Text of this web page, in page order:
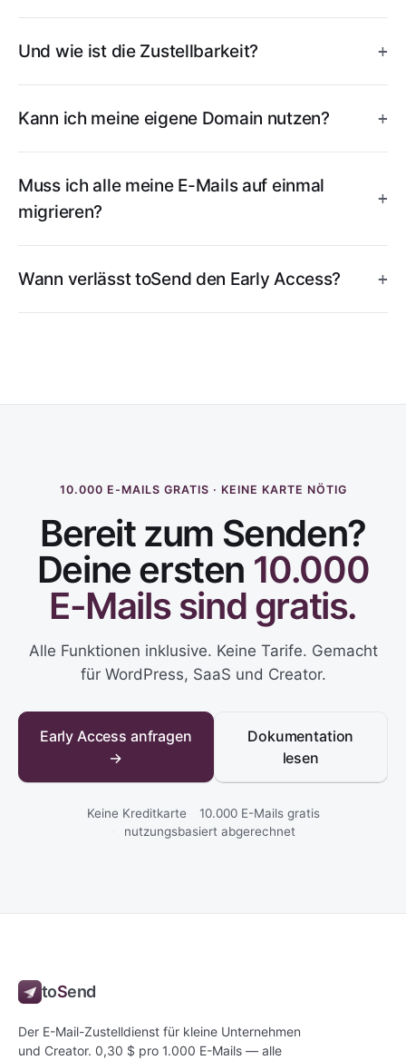
Und wie ist die Zustellbarkeit?
Kann ich meine eigene Domain nutzen?
Muss ich alle meine E-Mails auf einmal
migrieren?
Wann verlässt toSend den Early Access?
10.000 E-MAILS GRATIS · KEINE KARTE NÖTIG
Bereit zum Senden?
Deine ersten 10.000
E-Mails sind gratis.
Alle Funktionen inklusive. Keine Tarife. Gemacht
für WordPress, SaaS und Creator.
Early Access anfragen
→
Dokumentation
lesen
Keine Kreditkarte
10.000 E-Mails gratis
nutzungsbasiert abgerechnet
toSend
Der E-Mail-Zustelldienst für kleine Unternehmen
und Creator. 0,30 $ pro 1.000 E-Mails — alle